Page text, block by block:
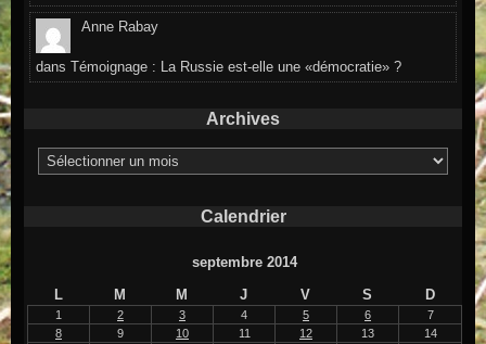
Anne Rabay
dansTémoignage : La Russie est-elle une «démocratie» ?
Archives
Archives
Calendrier
septembre 2014
L
M M J V S D
1 2 3 4 5 6
7
8
9 10 11 12 13
14